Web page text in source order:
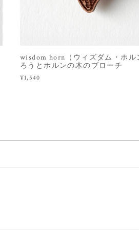
wisdom horn（ウィズダム・ホル
ろうとホルンの木のブローチ
¥1,540